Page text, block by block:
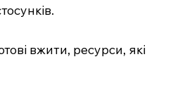
вжити, ресурси, які